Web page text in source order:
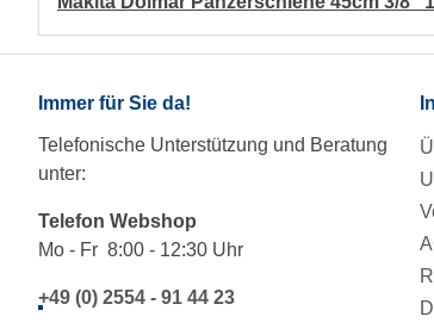
Immer für Sie da!
Telefonische Unterstützung und Beratung
unter:
Telefon Webshop
Mo - Fr 8:00 - 12:30 Uhr
+49 (0) 2554 - 91 44 23